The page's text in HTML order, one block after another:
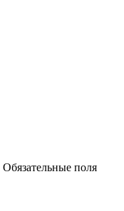
Обязательные поля